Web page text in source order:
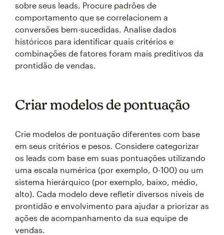
sobre seus leads. Procure padrões de
comportamento que se correlacionem a
conversões bem-sucedidas. Analise dados
históricos para identificar quais critérios e
combinações de fatores foram mais preditivos da
prontidão de vendas.
Criar modelos de pontuação
Crie modelos de pontuação diferentes com base
em seus critérios e pesos. Considere categorizar
os leads com base em suas pontuações utilizando
uma escala numérica (por exemplo, 0-100) ou um
sistema hierárquico (por exemplo, baixo, médio,
alto). Cada modelo deve refletir diversos níveis de
prontidão e envolvimento para ajudar a priorizar as
ações de acompanhamento da sua equipe de
vendas.